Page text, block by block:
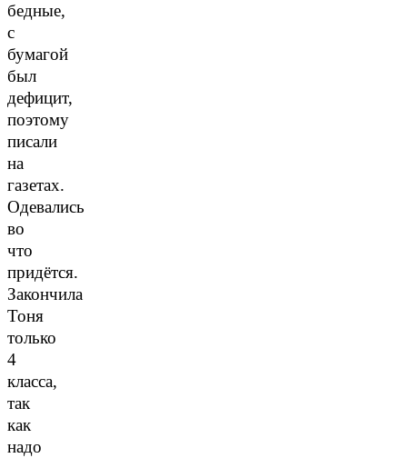
бедные,
с
бумагой
был
дефицит,
поэтому
писали
на
газетах.
Одевались
во
что
придётся.
Закончила
Тоня
только
4
класса,
так
как
надо